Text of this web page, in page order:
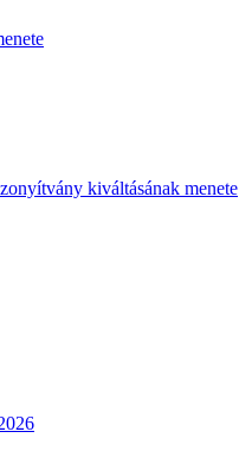
kiváltásának menete